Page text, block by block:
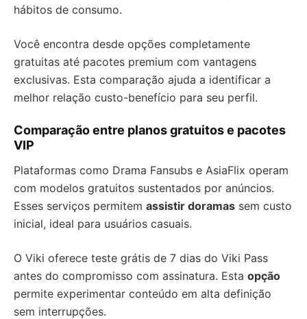
hábitos de consumo.
Você encontra desde opções completamente
gratuitas até pacotes premium com vantagens
exclusivas. Esta comparação ajuda a identificar a
melhor relação custo-benefício para seu perfil.
Comparação entre planos gratuitos e pacotes
VIP
Plataformas como Drama Fansubs e AsiaFlix operam
com modelos gratuitos sustentados por anúncios.
Esses serviços permitem assistir doramas sem custo
inicial, ideal para usuários casuais.
O Viki oferece teste grátis de 7 dias do Viki Pass
antes do compromisso com assinatura. Esta opção
permite experimentar conteúdo em alta definição
sem interrupções.